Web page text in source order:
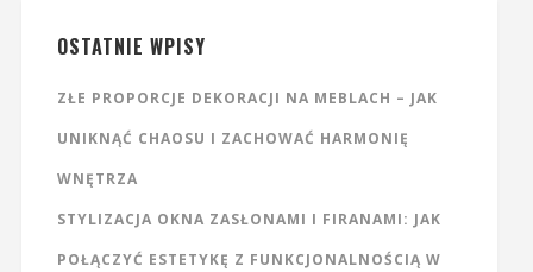
OSTATNIE WPISY
ZŁE PROPORCJE DEKORACJI NA MEBLACH – JAK
UNIKNĄĆ CHAOSU I ZACHOWAĆ HARMONIĘ
WNĘTRZA
STYLIZACJA OKNA ZASŁONAMI I FIRANAMI: JAK
POŁĄCZYĆ ESTETYKĘ Z FUNKCJONALNOŚCIĄ W